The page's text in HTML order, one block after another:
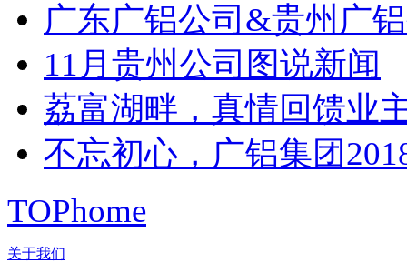
广东广铝公司&贵州广
11月贵州公司图说新闻
荔富湖畔，真情回馈业
不忘初心，广铝集团
TOPhome
关于我们